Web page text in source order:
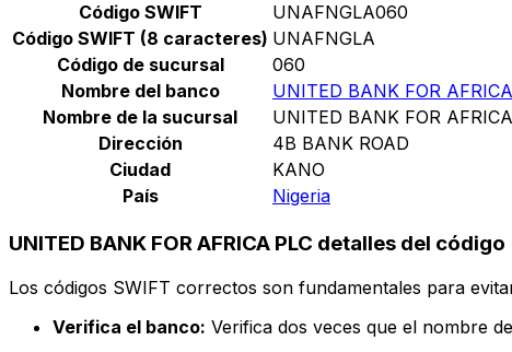
Código SWIFT
UNAFNGLA060
Código SWIFT (8 caracteres) UNAFNGLA
Código de sucursal
060
Nombre del banco
UNITED BANK FOR
Nombre de la sucursal
UNITED BANK FOR
Dirección
4B BANK ROAD
Ciudad
KANO
País
Nigeria
UNITED BANK FOR AFRICA PLC detalles del código
Los códigos SWIFT correctos son fundamentales para
Verifica el banco: Verifica dos veces que el nombre